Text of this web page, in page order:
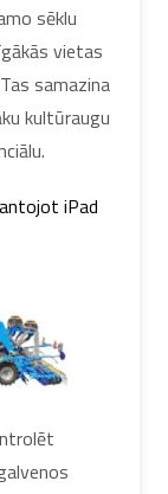
sēklu
vietas
samazina
kultūraugu
iPad